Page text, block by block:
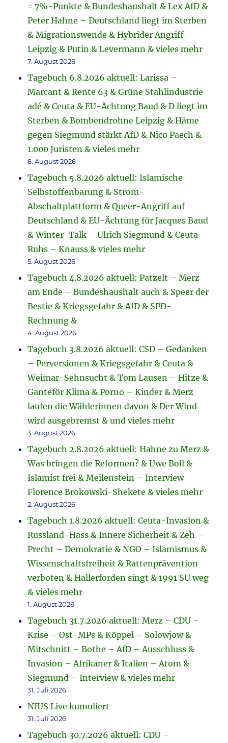
= 7%-Punkte & Bundeshaushalt & Lex AfD &
Peter Hahne – Deutschland liegt im Sterben
& Migrationswende & Hybrider Angriff
Leipzig & Putin & Levermann & vieles mehr
7. August 2026
Tagebuch 6.8.2026 aktuell: Larissa –
Marcant & Rente 63 & Grüne Stahlindustrie
adé & Ceuta & EU-Ächtung Baud & D liegt im
Sterben & Bombendrohne Leipzig & Häme
gegen Siegmund stärkt AfD & Nico Paech &
1.000 Juristen & vieles mehr
6. August 2026
Tagebuch 5.8.2026 aktuell: Islamische
Selbstoffenbarung & Strom-
Abschaltplattform & Queer-Angriff auf
Deutschland & EU-Ächtung für Jacques Baud
& Winter-Talk – Ulrich Siegmund & Ceuta –
Ruhs – Knauss & vieles mehr
5. August 2026
Tagebuch 4.8.2026 aktuell: Patzelt – Merz
am Ende – Bundeshaushalt auch & Speer der
Bestie & Kriegsgefahr & AfD & SPD-
Rechnung &
4. August 2026
Tagebuch 3.8.2026 aktuell: CSD – Gedanken
– Perversionen & Kriegsgefahr & Ceuta &
Weimar-Sehnsucht & Tom Lausen – Hitze &
Ganteför Klima & Porno – Kinder & Merz
laufen die Wählerinnen davon & Der Wind
wird ausgebremst & und vieles mehr
3. August 2026
Tagebuch 2.8.2026 aktuell: Hahne zu Merz &
Was bringen die Reformen? & Uwe Boll &
Islamist frei & Meilenstein – Interview
Florence Brokowski-Shekete & vieles mehr
2. August 2026
Tagebuch 1.8.2026 aktuell: Ceuta-Invasion &
Russland-Hass & Innere Sicherheit & Zeh –
Precht – Demokratie & NGO – Islamismus &
Wissenschaftsfreiheit & Rattenprävention
verboten & Hallerforden singt & 1991 SU weg
& vieles mehr
1. August 2026
Tagebuch 31.7.2026 aktuell: Merz – CDU –
Krise – Ost-MPs & Köppel – Solowjow &
Mitschnitt – Bothe – AfD – Ausschluss &
Invasion – Afrikaner & Italien – Atom &
Siegmund – Interview & vieles mehr
31. Juli 2026
NIUS Live kumuliert
31. Juli 2026
Tagebuch 30.7.2026 aktuell: CDU –